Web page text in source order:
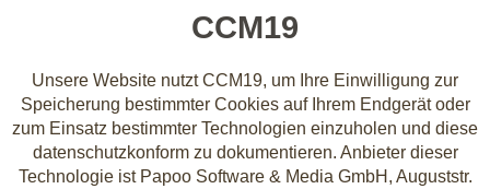
CCM19
Unsere Website nutzt CCM19, um Ihre Einwilligung zur
Speicherung bestimmter Cookies auf Ihrem Endgerät oder
zum Einsatz bestimmter Technologien einzuholen und diese
datenschutzkonform zu dokumentieren. Anbieter dieser
Technologie ist Papoo Software & Media GmbH, Auguststr.